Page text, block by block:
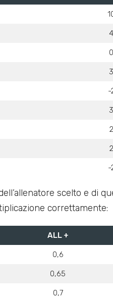
4
0
3
-
3
2
2
-
scelto e di
correttamente:
ALL +
0,6
0,65
0,7